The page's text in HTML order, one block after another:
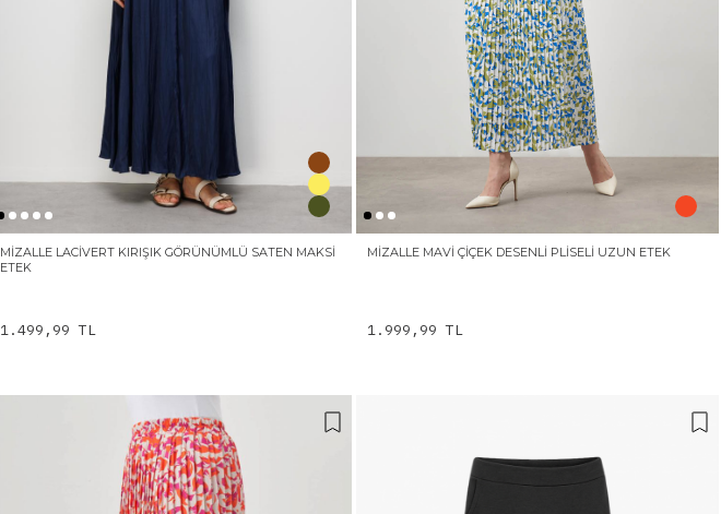
MIZALLE LACIVERT KIRIŞIK GÖRÜNÜMLÜ SATEN MAKSI
ETEK
1.499,99 TL
MIZALLE MAVI ÇIÇEK DESENLI PLISELI UZUN ETEK
1.999,99 TL